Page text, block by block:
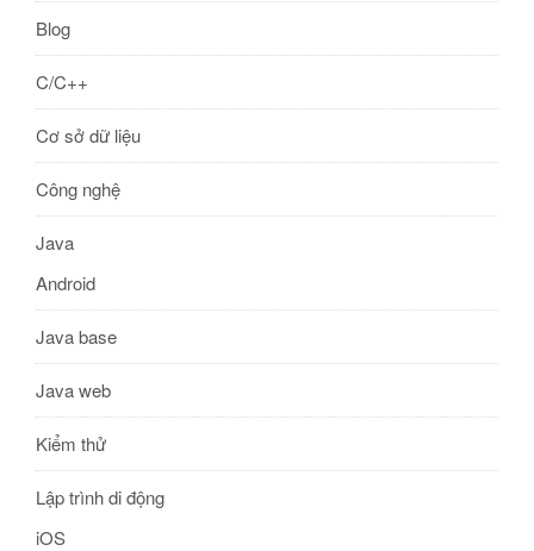
Blog
C/C++
Cơ sở dữ liệu
Công nghệ
Java
Android
Java base
Java web
Kiểm thử
Lập trình di động
iOS